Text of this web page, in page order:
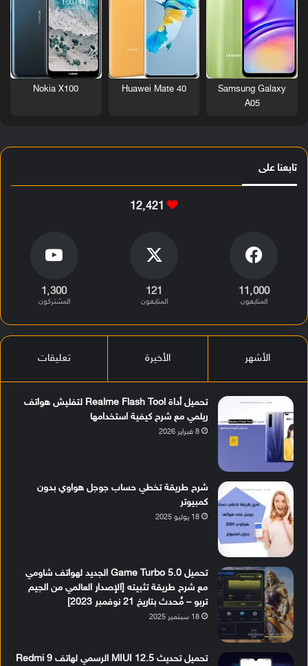
Samsung Galaxy
A05
Huawei Mate 40
Nokia X100
تابعنا على
12٬421
11٬000
المتابعون
121
المتابعون
1٬300
المشتركون
الأشهر الأخيرة تعليقات
تحميل أداة Realme Flash Tool لتفليش هواتف
ريلمي مع شرح كيفية استخدامها
8 فبراير 2026
شرح طريقة تخطي حساب جوجل هواوي بدون
كمبيوتر
18 يوليو 2025
تحميل Game Turbo 5.0 الجديد لهواتف شاومي
مع شرح طريقة تثبيته [الإصدار العالمي من الجيم
تربو – مُحدث بتاريخ 21 نوفمبر 2023]
18 سبتمبر 2025
تحميل تحديث MIUI 12.5 الرسمي لهاتف Redmi 9